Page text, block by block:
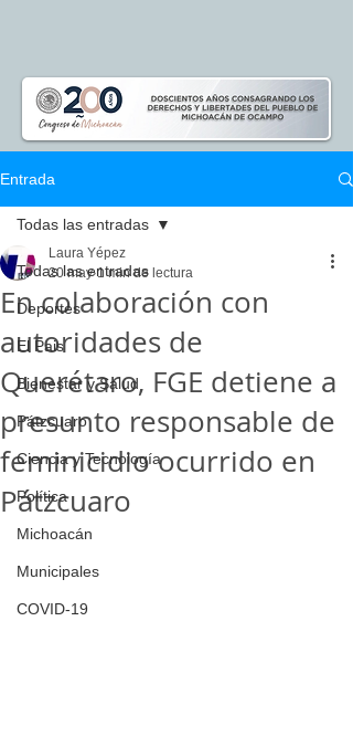
Entrada
Todas las entradas
Deportes
El Pais
Bienestar y Salud
Pátzcuaro
Ciencia y Tecnología
Política
Michoacán
Municipales
COVID-19
Todas las entradas
En colaboración con
autoridades de
Querétaro, FGE detiene a
presunto responsable de
feminicidio ocurrido en
Pátzcuaro
Laura Yépez
20 may 1 min de lectura